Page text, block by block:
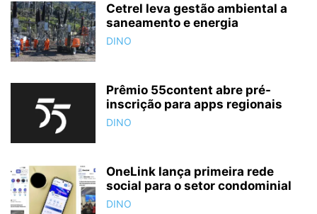
Cetrel leva gestão ambiental a
saneamento e energia
DINO
Prêmio 55content abre pré-
inscrição para apps regionais
DINO
OneLink lança primeira rede
social para o setor condominial
DINO